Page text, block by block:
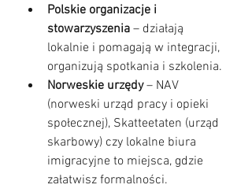
Polskie organizacje i
stowarzyszenia – działają
lokalnie i pomagają w integracji,
organizują spotkania i szkolenia.
Norweskie urzędy – NAV
(norweski urząd pracy i opieki
społecznej), Skatteetaten (urząd
skarbowy) czy lokalne biura
imigracyjne to miejsca, gdzie
załatwisz formalności.